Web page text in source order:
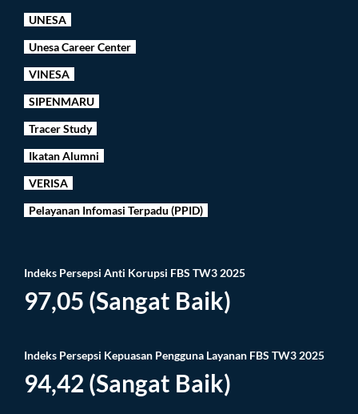
UNESA
Unesa Career Center
VINESA
SIPENMARU
Tracer Study
Ikatan Alumni
VERISA
Pelayanan Infomasi Terpadu (PPID)
Indeks Persepsi Anti Korupsi FBS TW3 2025
97,05 (Sangat Baik)
Indeks Persepsi Kepuasan Pengguna Layanan FBS TW3 2025
94,42 (Sangat Baik)